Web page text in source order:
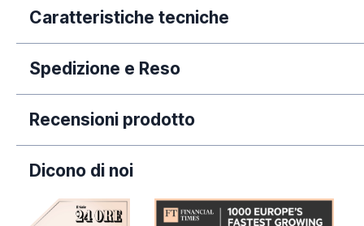
Caratteristiche tecniche
Altezza colmo:
Altezza pareti:
Dimensione:
Spedizione e Reso
dall'avvenuto pagamento. Si rende necessario
puramente orientativi, poiché legati a fatti
periodi dell'anno (come Natale, Black Friday
predette tempistiche.
Recensioni prodotto
Dicono di noi